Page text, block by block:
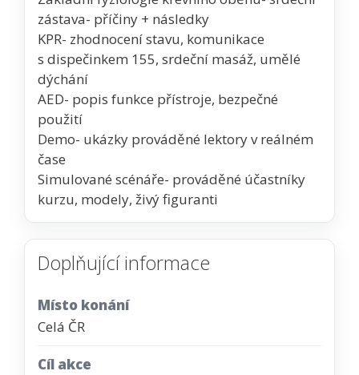
zástava- příčiny + následky
KPR- zhodnocení stavu, komunikace
s dispečinkem 155, srdeční masáž, umělé
dýchání
AED- popis funkce přístroje, bezpečné
použití
Demo- ukázky prováděné lektory v reálném
čase
Simulované scénáře- prováděné účastníky
kurzu, modely, živý figuranti
Doplňující informace
Místo konání
Celá ČR
Cíl akce